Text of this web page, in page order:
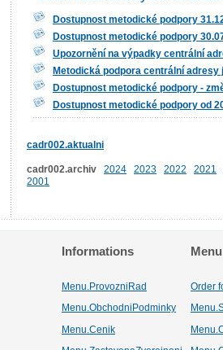
Dostupnost metodické podpory
Dostupnost metodické podpory
Upozornění na výpadky centrální
Metodická podpora centrální adresy
Dostupnost metodické podpory -
Dostupnost metodické podpory od
cadr002.aktualni
cadr002.archiv 2024 2023 2022 2021
2001
Informations
Menu.ProvozniRad Order
Menu.ObchodniPodminky
Menu.Cenik